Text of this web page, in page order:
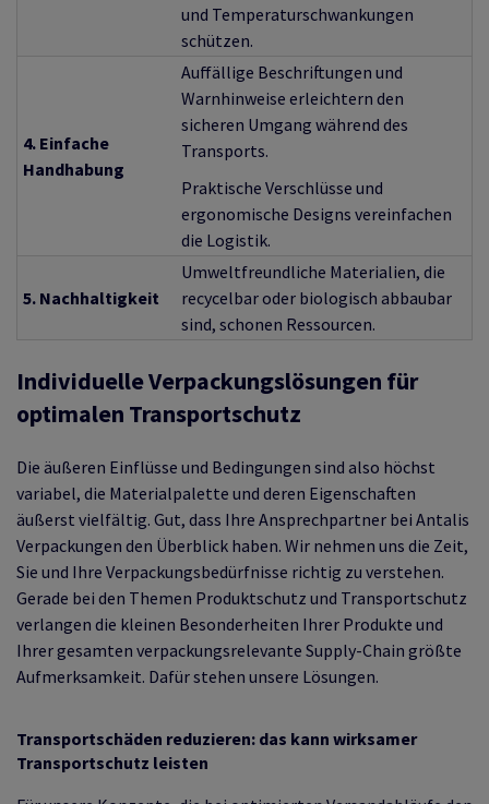
und Temperaturschwankungen
schützen.
4. Einfache
Handhabung
Auffällige Beschriftungen und
Warnhinweise erleichtern den
sicheren Umgang während des
Transports.
Praktische Verschlüsse und
ergonomische Designs vereinfachen
die Logistik.
5. Nachhaltigkeit
Umweltfreundliche Materialien, die
recycelbar oder biologisch abbaubar
sind, schonen Ressourcen.
Individuelle Verpackungslösungen für
optimalen Transportschutz
Die äußeren Einflüsse und Bedingungen sind also höchst
variabel, die Materialpalette und deren Eigenschaften
äußerst vielfältig. Gut, dass Ihre Ansprechpartner bei Antalis
Verpackungen den Überblick haben. Wir nehmen uns die Zeit,
Sie und Ihre Verpackungsbedürfnisse richtig zu verstehen.
Gerade bei den Themen Produktschutz und Transportschutz
verlangen die kleinen Besonderheiten Ihrer Produkte und
Ihrer gesamten verpackungsrelevante Supply-Chain größte
Aufmerksamkeit. Dafür stehen unsere Lösungen.
Transportschäden reduzieren: das kann wirksamer
Transportschutz leisten